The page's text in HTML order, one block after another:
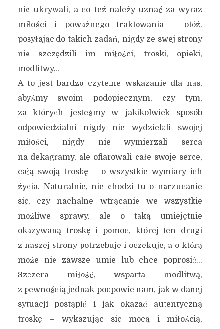
nie ukrywali, a co też należy uznać za wyraz
miłości i poważnego traktowania – otóż,
posyłając do takich zadań, nigdy ze swej strony
nie szczędzili im miłości, troski, opieki,
modlitwy…
A to jest bardzo czytelne wskazanie dla nas,
abyśmy swoim podopiecznym, czy tym,
za których jesteśmy w jakikolwiek sposób
odpowiedzialni nigdy nie wydzielali swojej
miłości, nigdy nie wymierzali serca
na dekagramy, ale ofiarowali całe swoje serce,
całą swoją troskę – o wszystkie wymiary ich
życia. Naturalnie, nie chodzi tu o narzucanie
się, czy nachalne wtrącanie we wszystkie
możliwe sprawy, ale o taką umiejętnie
okazywaną troskę i pomoc, której ten drugi
z naszej strony potrzebuje i oczekuje, a o którą
może nie zawsze umie lub chce poprosić…
Szczera miłość, wsparta modlitwą,
z pewnością jednak podpowie nam, jak w danej
sytuacji postąpić i jak okazać autentyczną
troskę – wykazując się mocą i miłością,